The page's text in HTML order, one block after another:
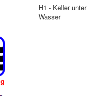
H1 - Keller unter
Wasser